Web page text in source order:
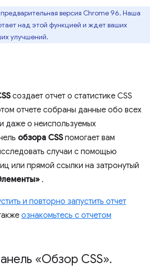
версия Chrome 96. Наша
над этой функцией и ждет ваших
улучшений.
создает отчет о статистике CSS
отчете собраны данные обо всех
даже о неиспользуемых
обзора CSSпомогает вам
случаи с помощью
или прямой ссылки на затронутый
.
и повторно запустить отчет
ознакомьтесь с отчетом
«Обзор CSS».